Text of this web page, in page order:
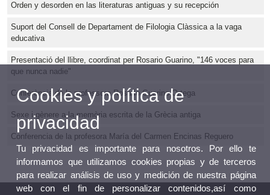
Orden y desorden en las literaturas antiguas y su recepción
Suport del Consell de Departament de Filologia Clàssica a la vaga
educativa
Presentació del llibre, coordinat per Rosario Guarino, "146 voces para
que nunca nadie"
Conferència de la professora Rosario Guarino Ortega
Sexe i gènere a la memòria escrita de la Grècia antiga
Conferencia de la profesora María del Carmen Encinas Reguero
Cookies y política de
privacidad
Tu privacidad es importante para nosotros. Por ello te
informamos que utilizamos cookies propias y de terceros
para realizar análisis de uso y medición de nuestra página
web con el fin de personalizar contenidos,así como